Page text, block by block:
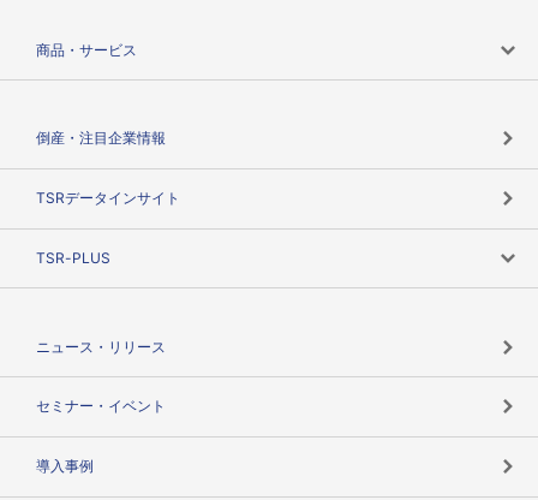
商品・サービス
倒産・注目企業情報
TSRデータインサイト
TSR-PLUS
ニュース・リリース
セミナー・イベント
導入事例